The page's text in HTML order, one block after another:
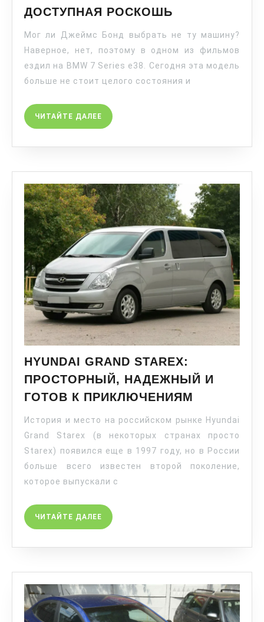
ДОСТУПНАЯ РОСКОШЬ
Мог ли Джеймс Бонд выбрать не ту машину?
Наверное, нет, поэтому в одном из фильмов
ездил на BMW 7 Series e38. Сегодня эта модель
больше не стоит целого состояния и
ЧИТАЙТЕ ДАЛЕЕ
HYUNDAI GRAND STAREX:
ПРОСТОРНЫЙ, НАДЕЖНЫЙ И
ГОТОВ К ПРИКЛЮЧЕНИЯМ
История и место на российском рынке Hyundai
Grand Starex (в некоторых странах просто
Starex) появился еще в 1997 году, но в России
больше всего известен второй поколение,
которое выпускали с
ЧИТАЙТЕ ДАЛЕЕ